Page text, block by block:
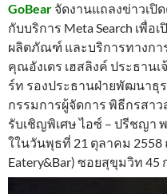
GoBear จัดงานแถลงข่าวเปิ
กับบริการ Meta Search เพื่
ผลิตภัณฑ์ และบริการทางกา
คุณอังเดร เฮสลิงค์ ประธาน
ร์ท รองประธานฝ่ายพัฒนา
กรรมการผู้จัดการ พิธีกรสา
รับเชิญพิเศษ ไอซ์ – ปรีชญา
ใในวันพุธที่ 21 ตุลาคม
Eatery&Bar) ซอยสุขุมวิท 45